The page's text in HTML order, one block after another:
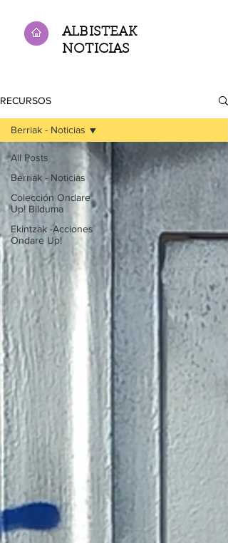
ALBISTEAK
NOTICIAS
RECURSOS
All Posts
Berriak - Noticias
Colección Ondare
Up! Bilduma
Ekintzak -Acciones
Ondare Up!
Berriak - Noticias